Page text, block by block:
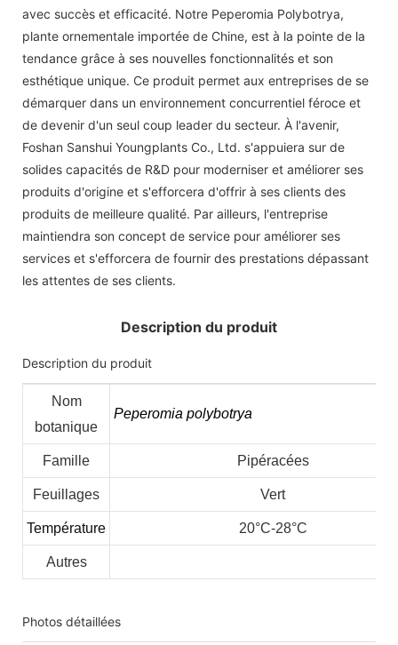
avec succès et efficacité. Notre Peperomia Polybotrya,
plante ornementale importée de Chine, est à la pointe de la
tendance grâce à ses nouvelles fonctionnalités et son
esthétique unique. Ce produit permet aux entreprises de se
démarquer dans un environnement concurrentiel féroce et
de devenir d'un seul coup leader du secteur. À l'avenir,
Foshan Sanshui Youngplants Co., Ltd. s'appuiera sur de
solides capacités de R&D pour moderniser et améliorer ses
produits d'origine et s'efforcera d'offrir à ses clients des
produits de meilleure qualité. Par ailleurs, l'entreprise
maintiendra son concept de service pour améliorer ses
services et s'efforcera de fournir des prestations dépassant
les attentes de ses clients.
Description du produit
Description du produit
Nom
botanique
Peperomia polybotrya
Famille Pipéracées
Feuillages Vert
Température 20°C-28°C
Autres
Photos détaillées